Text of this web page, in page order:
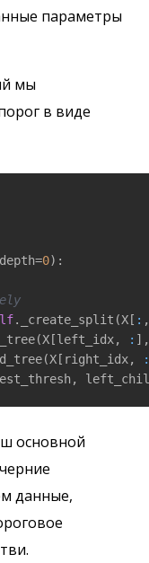
параметры
мы
в виде
0) :
._create_split(X[ :
:
:
основной
данные,